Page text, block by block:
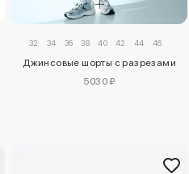
32 34 36 38 40 42 44 46
Джинсовые шорты с разрезами
5030 ₽